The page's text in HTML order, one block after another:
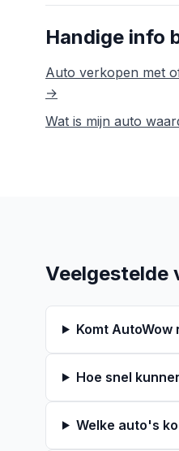
Handige info
Auto verkopen met
→
Wat is mijn auto
Veelgestelde
Komt AutoWow
Hoe snel
Welke auto's